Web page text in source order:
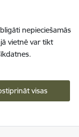
nepieciešamās
vietnē var tikt
visas